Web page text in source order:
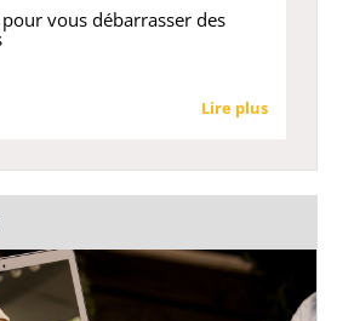
pour vous débarrasser des
Lire plus